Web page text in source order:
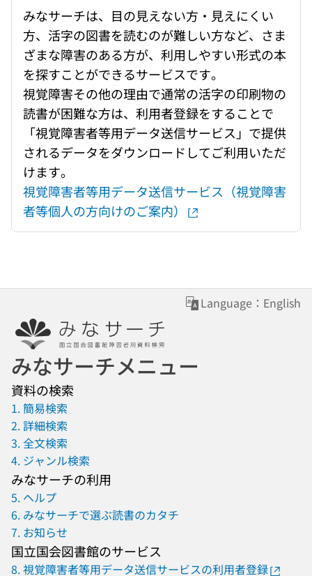
みなサーチは、目の見えない方・見えにくい
方、活字の図書を読むのが難しい方など、さま
ざまな障害のある方が、利用しやすい形式の本
を探すことができるサービスです。
視覚障害その他の理由で通常の活字の印刷物の
読書が困難な方は、利用者登録をすることで
「視覚障害者等用データ送信サービス」で提供
されるデータをダウンロードしてご利用いただ
けます。
視覚障害者等用データ送信サービス（視覚障害
者等個人の方向けのご案内）
Language：English
みなサーチメニュー
資料の検索
1. 簡易検索
2. 詳細検索
3. 全文検索
4. ジャンル検索
みなサーチの利用
5. ヘルプ
6. みなサーチで選ぶ読書のカタチ
7. お知らせ
国立国会図書館のサービス
8. 視覚障害者等用データ送信サービスの利用者登録